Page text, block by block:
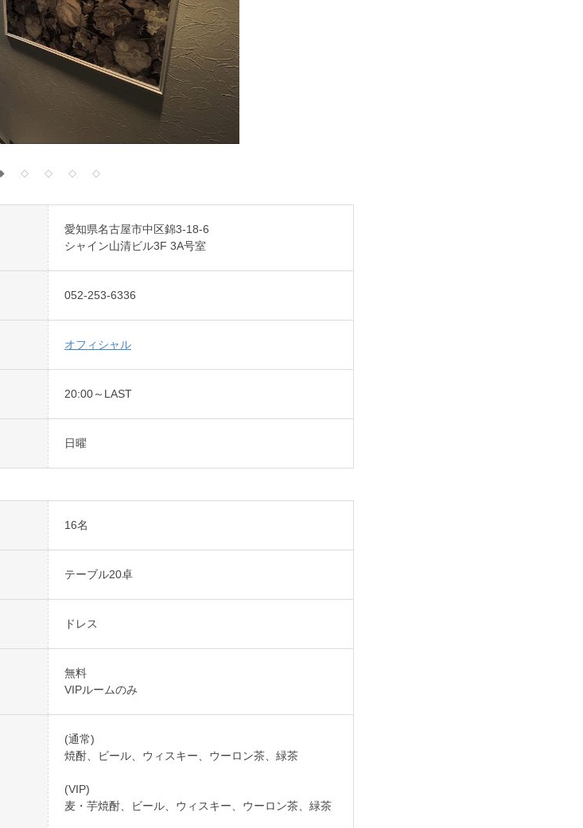
◇ ◇ ◇ ◇
愛知県名古屋市中区錦3-18-6
シャイン山清ビル3F 3A号室
052-253-6336
オフィシャル
20:00～LAST
日曜
16名
テーブル20卓
ドレス
無料
VIPルームのみ
(通常)
焼酎、ビール、ウィスキー、ウーロン茶、緑茶
(VIP)
麦・芋焼酎、ビール、ウィスキー、ウーロン茶、緑茶